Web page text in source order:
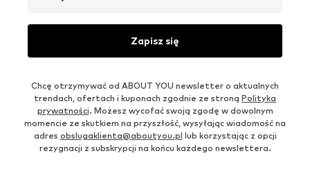
Zapisz się
Chcę otrzymywać od ABOUT YOU newsletter o aktualnych
trendach, ofertach i kuponach zgodnie ze stroną Polityka
prywatności. Możesz wycofać swoją zgodę w dowolnym
momencie ze skutkiem na przyszłość, wysyłając wiadomość na
adres obslugaklienta@aboutyou.pl lub korzystając z opcji
rezygnacji z subskrypcji na końcu każdego newslettera.